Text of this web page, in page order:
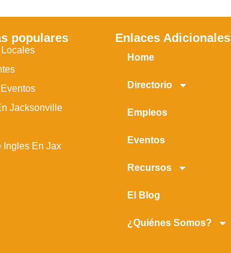
populares
Jacksonville
Ingles En Jax
Enlaces Adicionales
Home
Directorio
Empleos
Eventos
Recursos
El Blog
¿Quiénes Somos?